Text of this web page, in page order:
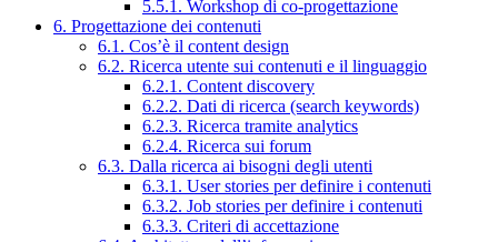
5.5.1. Workshop di co-progettazione
6. Progettazione dei contenuti
6.1. Cos’è il content design
6.2. Ricerca utente sui contenuti e il linguaggio
6.2.1. Content discovery
6.2.2. Dati di ricerca (search keywords)
6.2.3. Ricerca tramite analytics
6.2.4. Ricerca sui forum
6.3. Dalla ricerca ai bisogni degli utenti
6.3.1. User stories per definire i contenuti
6.3.2. Job stories per definire i contenuti
6.3.3. Criteri di accettazione